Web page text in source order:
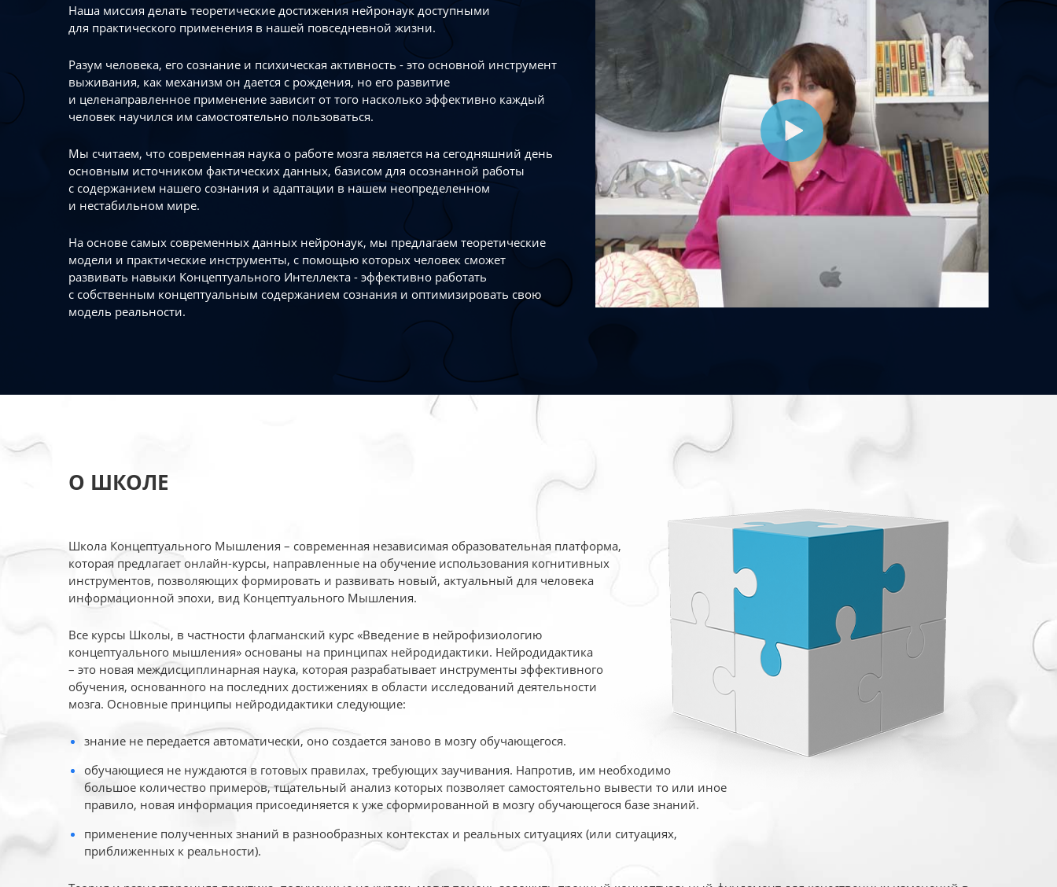
Наша миссия делать теоретические достижения нейронаук доступными
для практического применения в нашей повседневной жизни.
Разум человека, его сознание и психическая активность - это основной инструмент
выживания, как механизм он дается с рождения, но его развитие
и целенаправленное применение зависит от того насколько эффективно каждый
человек научился им самостоятельно пользоваться.
Мы считаем, что современная наука о работе мозга является на сегодняшний день
основным источником фактических данных, базисом для осознанной работы
с содержанием нашего сознания и адаптации в нашем неопределенном
и нестабильном мире.
На основе самых современных данных нейронаук, мы предлагаем теоретические
модели и практические инструменты, с помощью которых человек сможет
развивать навыки Концептуального Интеллекта - эффективно работать
с собственным концептуальным содержанием сознания и оптимизировать свою
модель реальности.
О ШКОЛЕ
Школа Концептуального Мышления – современная независимая образовательная платформа,
которая предлагает онлайн-курсы, направленные на обучение использования когнитивных
инструментов, позволяющих формировать и развивать новый, актуальный для человека
информационной эпохи, вид Концептуального Мышления.
Все курсы Школы, в частности флагманский курс «Введение в нейрофизиологию
концептуального мышления» основаны на принципах нейродидактики. Нейродидактика
– это новая междисциплинарная наука, которая разрабатывает инструменты эффективного
обучения, основанного на последних достижениях в области исследований деятельности
мозга. Основные принципы нейродидактики следующие:
знание не передается автоматически, оно создается заново в мозгу обучающегося.
обучающиеся не нуждаются в готовых правилах, требующих заучивания. Напротив, им необходимо
большое количество примеров, тщательный анализ которых позволяет самостоятельно вывести то или иное
правило, новая информация присоединяется к уже сформированной в мозгу обучающегося базе знаний.
применение полученных знаний в разнообразных контекстах и реальных ситуациях (или ситуациях,
приближенных к реальности).